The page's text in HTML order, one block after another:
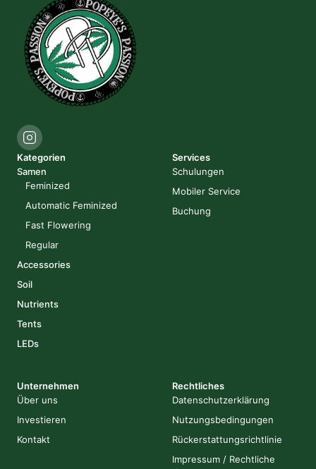
Kategorien
Samen
Feminized
Automatic Feminized
Fast Flowering
Regular
Accessories
Soil
Nutrients
Tents
LEDs
Services
Schulungen
Mobiler Service
Buchung
Unternehmen
Über uns
Investieren
Kontakt
Rechtliches
Datenschutzerklärung
Nutzungsbedingungen
Rückerstattungsrichtlinie
Impressum / Rechtliche